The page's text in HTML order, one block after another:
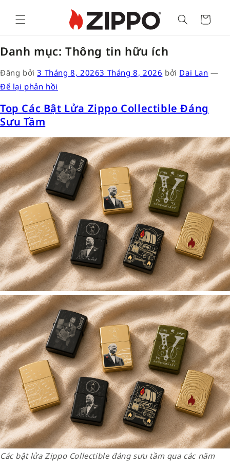
Cart
Danh mục: Thông tin hữu ích
Đăng bởi3 Tháng 8, 20263 Tháng 8, 2026 bởi Dai Lan —
Để lại phản hồi
Top Các Bật Lửa Zippo Collectible Đáng
Sưu Tầm
Các bật lửa Zippo Collectible đáng sưu tầm qua các năm